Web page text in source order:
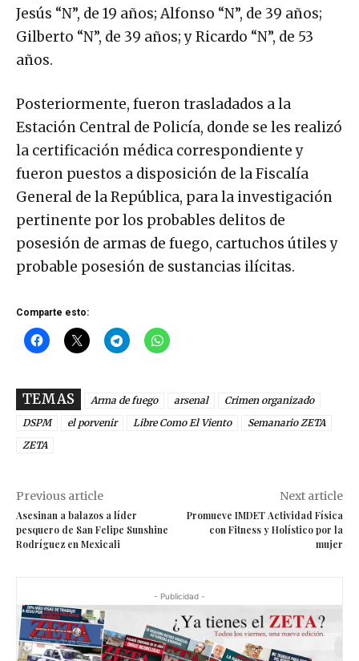
Jesús “N”, de 19 años; Alfonso “N”, de 39 años;
Gilberto “N”, de 39 años; y Ricardo “N”, de 53
años.
Posteriormente, fueron trasladados a la
Estación Central de Policía, donde se les realizó
la certificación médica correspondiente y
fueron puestos a disposición de la Fiscalía
General de la República, para la investigación
pertinente por los probables delitos de
posesión de armas de fuego, cartuchos útiles y
probable posesión de sustancias ilícitas.
Comparte esto:
TEMAS Arma de fuego arsenal
Crimen organizado
DSPM
el porvenir Libre Como El Viento
Semanario ZETA
ZETA
Previous article
Asesinan a balazos a líder
pesquero de San Felipe Sunshine
Rodríguez en Mexicali
Next article
Promueve IMDET Actividad Física
con Fitness y Holístico por la
mujer
- Publicidad -